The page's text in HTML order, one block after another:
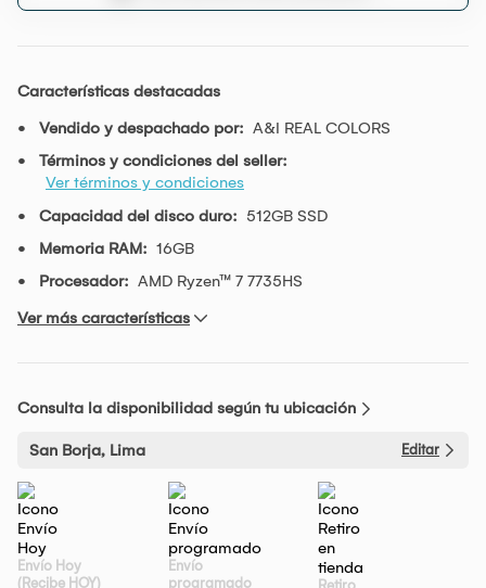
Características destacadas
Vendido y despachado por: A&I REAL COLORS
Términos y condiciones del seller:
Ver términos y condiciones
Capacidad del disco duro: 512GB SSD
Memoria RAM: 16GB
Procesador: AMD Ryzen™ 7 7735HS
Ver más características
Consulta la disponibilidad según tu ubicación
San Borja, Lima Editar
Envío Hoy
(Recibe HOY)
Envío
programado